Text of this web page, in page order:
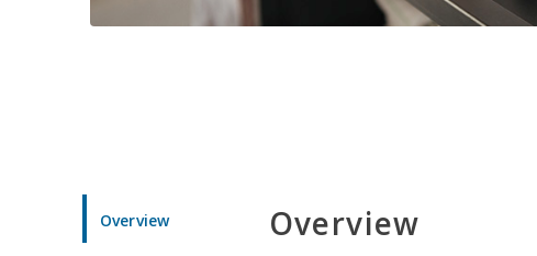
Overview Overview